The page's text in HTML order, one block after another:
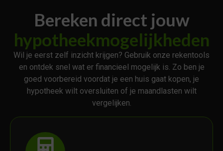
Bereken direct jouw
hypotheekmogelijkheden
Wil je eerst zelf inzicht krijgen? Gebruik onze rekentools
en ontdek snel wat er financieel mogelijk is. Zo ben je
goed voorbereid voordat je een huis gaat kopen, je
hypotheek wilt oversluiten of je maandlasten wilt
vergelijken.